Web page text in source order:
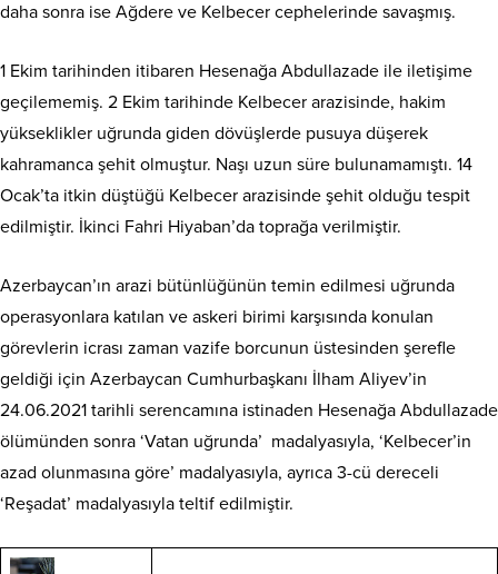
daha sonra ise Ağdere ve Kelbecer cephelerinde savaşmış.
1 Ekim tarihinden itibaren Hesenağa Abdullazade ile iletişime
geçilememiş. 2 Ekim tarihinde Kelbecer arazisinde, hakim
yükseklikler uğrunda giden dövüşlerde pusuya düşerek
kahramanca şehit olmuştur. Naşı uzun süre bulunamamıştı. 14
Ocak’ta itkin düştüğü Kelbecer arazisinde şehit olduğu tespit
edilmiştir. İkinci Fahri Hiyaban’da toprağa verilmiştir.
Azerbaycan’ın arazi bütünlüğünün temin edilmesi uğrunda
operasyonlara katılan ve askeri birimi karşısında konulan
görevlerin icrası zaman vazife borcunun üstesinden şerefle
geldiği için Azerbaycan Cumhurbaşkanı İlham Aliyev’in
24.06.2021 tarihli serencamına istinaden Hesenağa Abdullazade
ölümünden sonra ‘Vatan uğrunda’ madalyasıyla, ‘Kelbecer’in
azad olunmasına göre’ madalyasıyla, ayrıca 3-cü dereceli
‘Reşadat’ madalyasıyla teltif edilmiştir.